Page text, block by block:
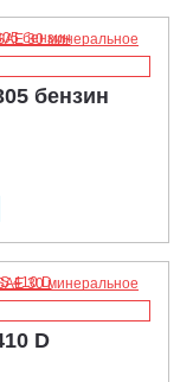
бензин
D